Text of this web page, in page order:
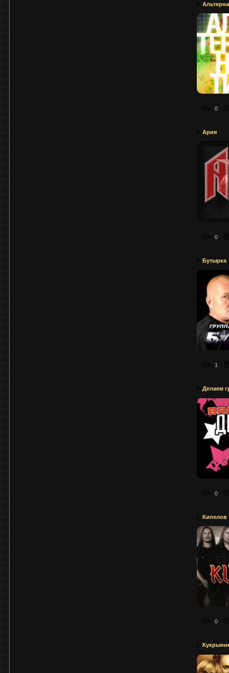
0
Ария
0
Бутырка
1
Делаем
0
Кипелов
0